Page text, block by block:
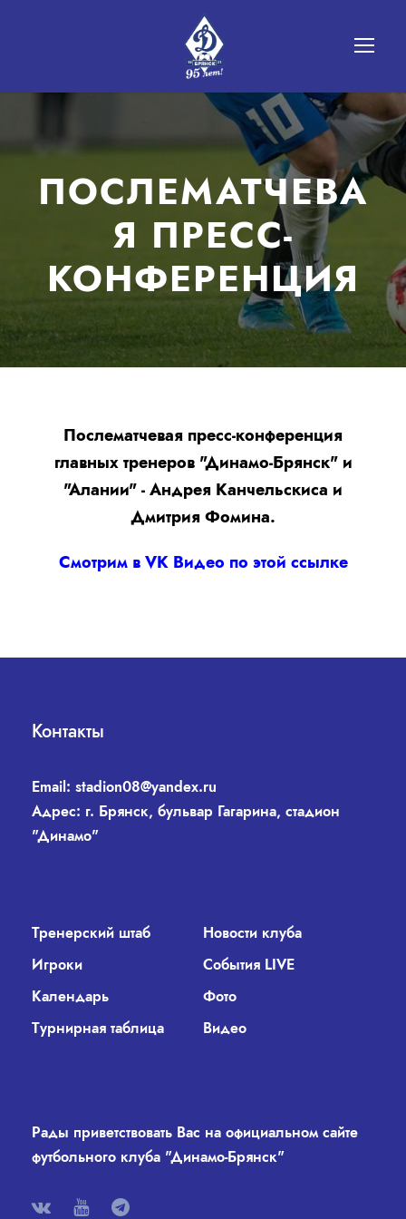
ПОСЛЕМАТЧЕВА
Я ПРЕСС-
КОНФЕРЕНЦИЯ
Послематчевая пресс-конференция
главных тренеров "Динамо-Брянск" и
"Алании" - Андрея Канчельскиса и
Дмитрия Фомина.
Смотрим в VK Видео по этой ссылке
Контакты
Email: stadion08@yandex.ru
Адрес: г. Брянск, бульвар Гагарина, стадион
"Динамо"
Тренерский штаб
Новости клуба
Игроки
События LIVE
Календарь
Фото
Турнирная таблица
Видео
Рады приветствовать Вас на официальном сайте
футбольного клуба "Динамо-Брянск"